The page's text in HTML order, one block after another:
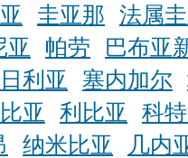
圭亚那
法属
亚 帕劳
巴布亚
利亚 塞内加尔
亚 利比亚
科
纳米比亚
几内